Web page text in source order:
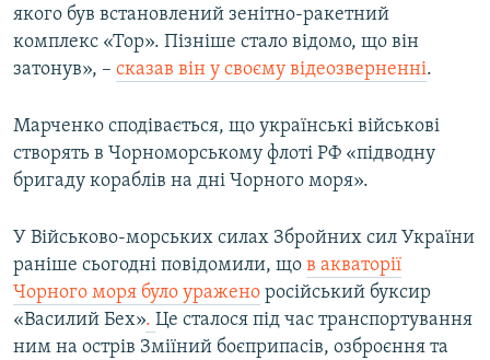
якого був встановлений зенітно-ракетний
комплекс «Тор». Пізніше стало відомо, що він
затонув», – сказав він у своєму відеозверненні.
Марченко сподівається, що українські військові
створять в Чорноморському флоті РФ «підводну
бригаду кораблів на дні Чорного моря».
У Військово-морських силах Збройних сил України
раніше сьогодні повідомили, що в акваторії
Чорного моря було уражено російський буксир
«Василий Бех». Це сталося під час транспортування
ним на острів Зміїний боєприпасів, озброєння та